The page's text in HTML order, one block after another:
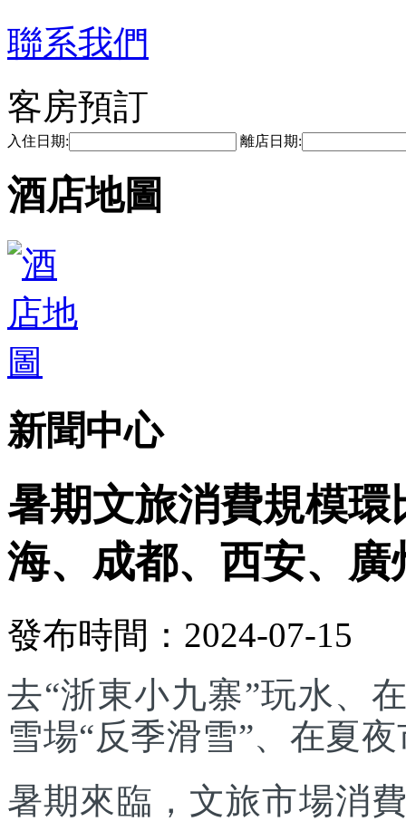
聯系我們
客房預訂
入住日期: 離店日期:
酒店地圖
新聞中心
暑期文旅消費規模
海、成都、西安、
發布時間：2024-07-15
去“浙東小九寨”玩水、
雪場“反季滑雪”、在夏
暑期來臨，文旅市場消